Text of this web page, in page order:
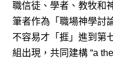
職信徒、學者、教牧和
筆者作為「職場神學討
不容易才「捱」進到第
組出現，共同建構 “a